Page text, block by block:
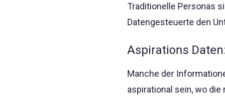
Traditionelle Personas
Datengesteuerte den
Aspirations
Manche der
aspirational sein, wo